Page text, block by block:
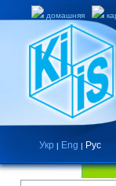
домашняя
Укр | Eng | Рус